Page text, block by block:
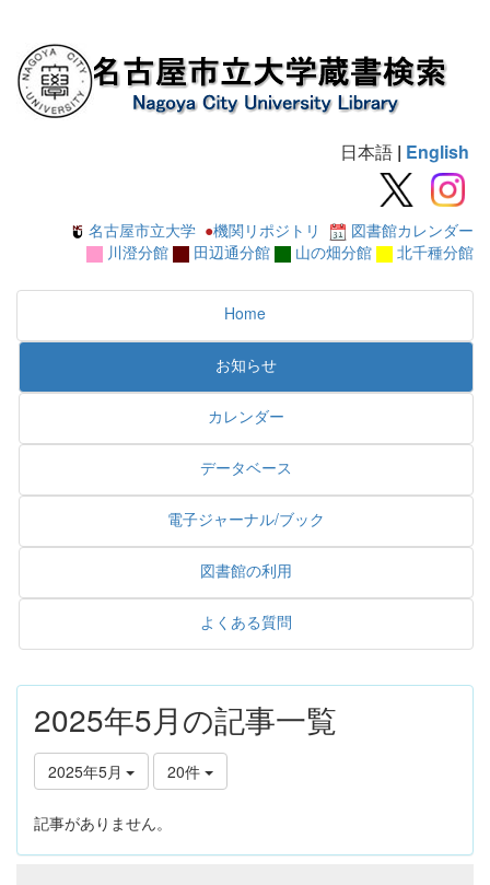
日本語 | English
名古屋市立大学 ●機関リポジトリ
図書館カレンダー
川澄分館
田辺通分館 山の畑分館 北千種分館
Home
お知らせ
カレンダー
データベース
電子ジャーナル/ブック
図書館の利用
よくある質問
2025年5月の記事一覧
2025年5月 20件
記事がありません。